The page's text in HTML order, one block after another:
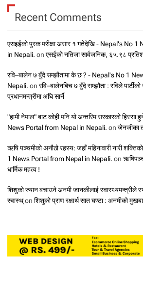
Recent Comments
एसइईको पुरक परीक्षा असार १ गतेदेखि - Nepal's No
in Nepali. on एसईको नतिजा सार्वजनिक, ६५.९८ प्रतिशत
रवि–बालेन ७ बुँदे सम्झौतामा के छ ? - Nepal's No 1
Nepali. on रवि–बालेनबिच ७ बुँदे सम्झौता : रविले
प्रधानमन्त्रीमा अघि सार्ने
"हामी नेपाल" बाट कोही पनि यो अन्तरिम सरकारको
News Portal from Nepal in Nepali. on जेनजीका
ऋषि पञ्चमीको अनौठो रहस्य: जहाँ महिनावारी नारी
1 News Portal from Nepal in Nepali. on
धार्मिक महत्व !
शिशुको ज्यान बचाउने अनमी जानकीलाई स्वास्थ्यमन्त्रीले
स्वास्थ्on शिशुको प्राण रक्षार्थ सात घण्टा : अनमीको